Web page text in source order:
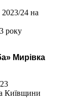
2023/24 на
року
Мирівка
Київщини